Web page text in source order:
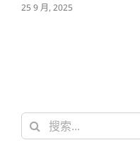
25 9 月, 2025
搜